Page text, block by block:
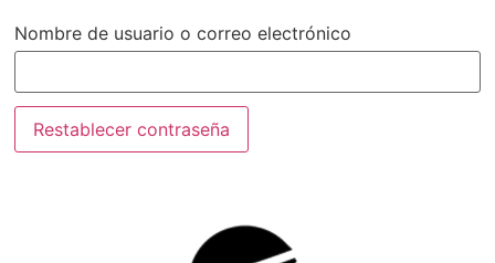
Nombre de usuario o correo electrónico
Restablecer contraseña